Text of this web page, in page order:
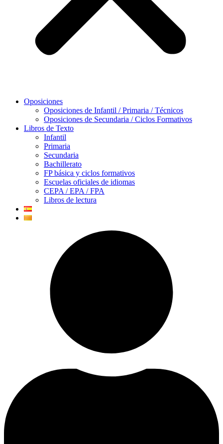
Oposiciones
Oposiciones de Infantil / Primaria / Técnicos
Oposiciones de Secundaria / Ciclos Formativos
Libros de Texto
Infantil
Primaria
Secundaria
Bachillerato
FP básica y ciclos formativos
Escuelas oficiales de idiomas
CEPA / EPA / FPA
Libros de lectura